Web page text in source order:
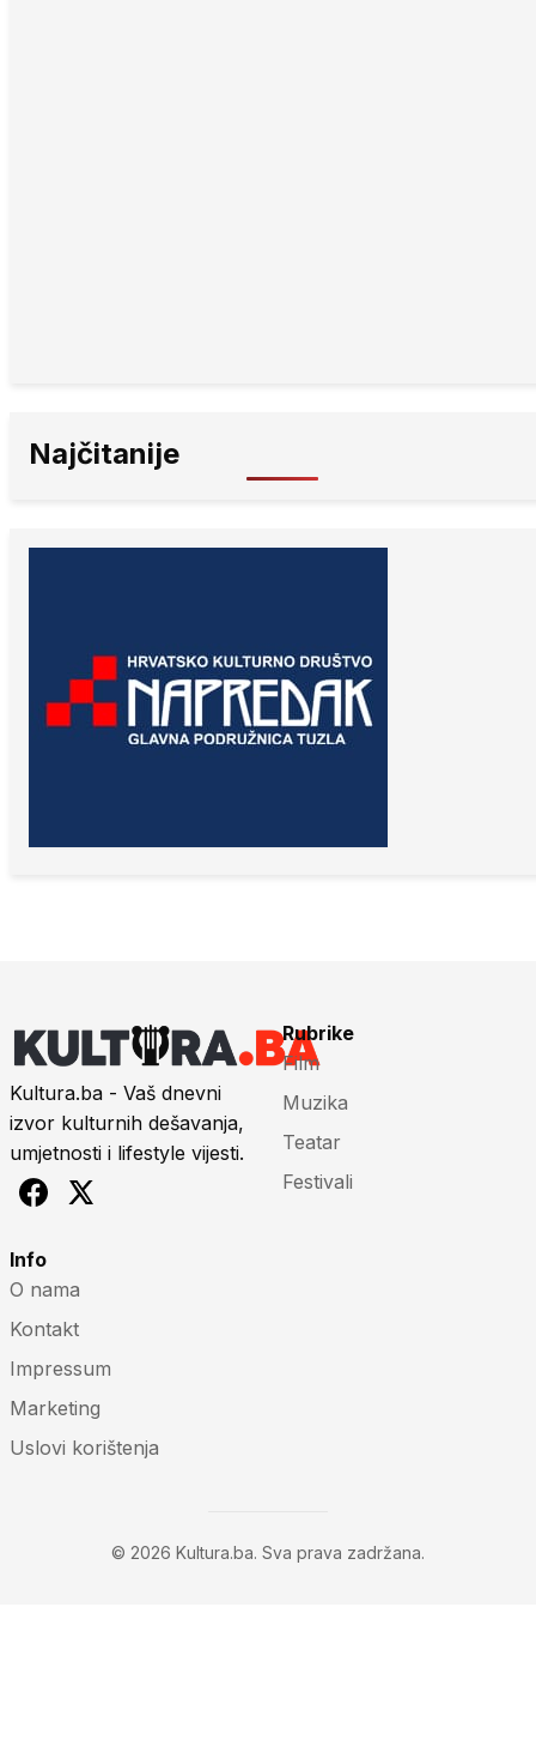
Najčitanije
Kultura.ba - Vaš dnevni
izvor kulturnih dešavanja,
umjetnosti i lifestyle vijesti.
Rubrike
Film
Muzika
Teatar
Festivali
Info
O nama
Kontakt
Impressum
Marketing
Uslovi korištenja
© 2026 Kultura.ba. Sva prava zadržana.